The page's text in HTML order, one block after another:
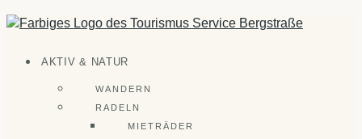
Zum
Inhalt
AKTIV & NATUR
WANDERN
RADELN
MIETRÄDER